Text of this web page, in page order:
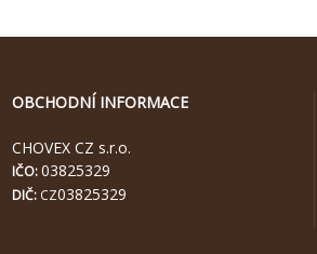
OBCHODNÍ INFORMACE
CHOVEX CZ s.r.o.
IČO:03825329
DIČ: CZ03825329